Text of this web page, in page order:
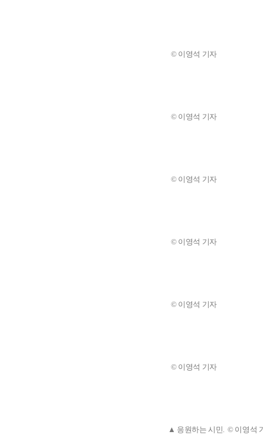
© 이영석 기자
© 이영석 기자
© 이영석 기자
© 이영석 기자
© 이영석 기자
© 이영석 기자
▲ 응원하는 시민. © 이영석